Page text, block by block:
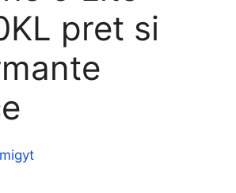
pret si
migyt